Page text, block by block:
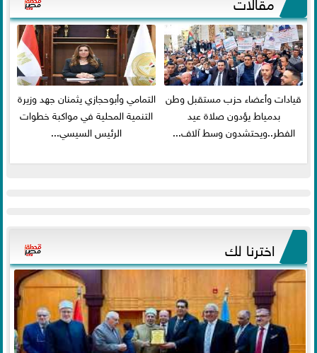
قيادات وأعضاء حزب مستقبل وطن
بدمياط يؤدون صلاة عيد
الفطر..ويحتشدون وسط آلاف...
التمامي وأبوحجازي يثمنان جهد وزيرة
التنمية المحلية في مواكبة خطوات
الرئيس السيسي...
اخترنا لك